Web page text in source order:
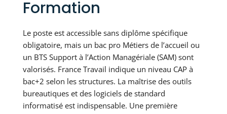
Formation
Le poste est accessible sans diplôme spécifique
obligatoire, mais un bac pro Métiers de l’accueil ou
un BTS Support à l’Action Managériale (SAM) sont
valorisés. France Travail indique un niveau CAP à
bac+2 selon les structures. La maîtrise des outils
bureautiques et des logiciels de standard
informatisé est indispensable. Une première